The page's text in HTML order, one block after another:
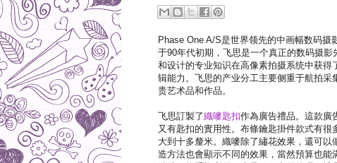
Phase One A/S是世界领先的中画幅数码
于90年代初期，飞思是一个真正的数码摄
和设计的专业知识在高像素拍摄系统中获
辑能力。飞思的产业分工主要侧重于航拍
贵艺术品和作品。
飞思訂製了織嘜匙扣作為廣告禮品。這款廣
又有匙扣的實用性。布條鑰匙掛件款式有很
大到十多釐米。織嘜除了繡花效果，還可
造方法也會顯示不同的效果，當然預算也